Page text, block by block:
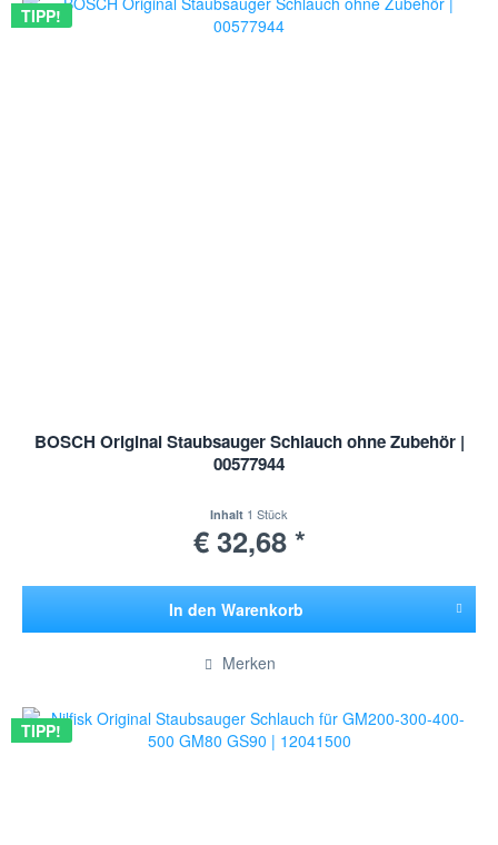
TIPP!
BOSCH Original Staubsauger Schlauch ohne Zubehör |
00577944
Inhalt 1 Stück
€ 32,68 *
In den Warenkorb
Merken
TIPP!